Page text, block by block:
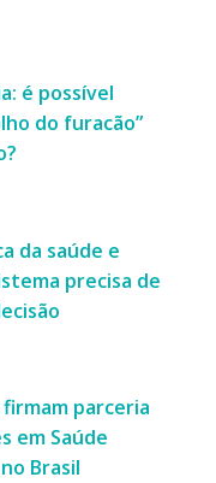
é possível
do furacão”
da saúde e
precisa de
firmam parceria
em Saúde
Brasil